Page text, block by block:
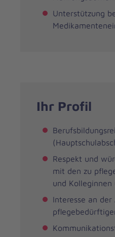
Unterstützung
Ihr Profil
Respekt und
mit den zu
und Kolleginnen
Interesse an